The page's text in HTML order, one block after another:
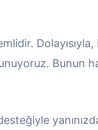
Bunun